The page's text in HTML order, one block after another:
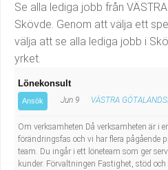
Försäljning, inköp,
Hantverksyrken
Hotell, restaurang,
Hälso- och sjukvård
Industriell tillverkning
Lagerarbetare
Bussförare/Busschaufför
Elevassistent
Personlig assistent
Behandlingsassistent/
Se alla lediga jobb från VÄSTRA
Skövde. Genom att välja ett
välja att se alla lediga jobb i
yrket.
Lönekonsult
Ansök Jun 9 VÄSTRA
Om verksamheten Då verksamheten är i
förändringsfas och vi har flera pågående
team. Du ingår i ett löneteam som ger
kunder. Förvaltningen Fastighet, stöd och